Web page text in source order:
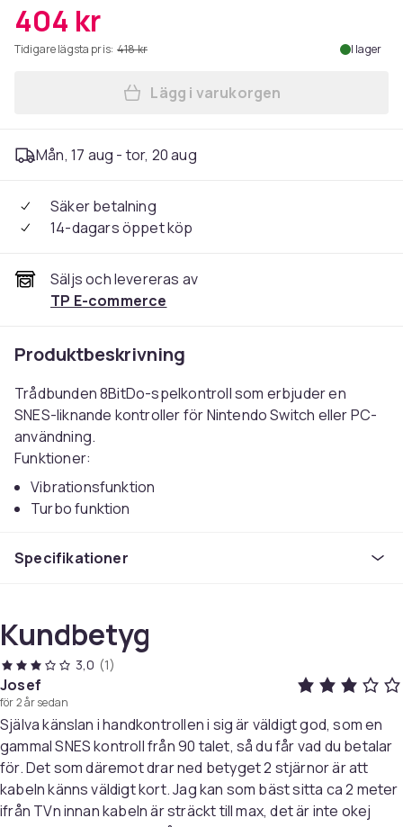
404 kr
Tidigare lägsta pris: 418 kr I lager
Lägg till 8BitDo SN30 Pro
Lägg i varukorgen
Mån, 17 aug - tor, 20 aug
Säker betalning
14-dagars öppet köp
Säljs och levereras av
TP E-commerce
Produktbeskrivning
Trådbunden 8BitDo-spelkontroll som erbjuder en
SNES-liknande kontroller för Nintendo Switch eller PC-
användning.
Funktioner:
Vibrationsfunktion
Turbo funktion
Fördröjningsfri kontroll
Vikt
145
Artikel.nr.
0c31db1e-6034-42d6-913a-bd2ab28e8a82
Produktsäkerhetsinformation
Specifikationer
Kundbetyg
3,0 (1)
Josef
för 2 år sedan
Själva känslan i handkontrollen i sig är väldigt god, som en
gammal SNES kontroll från 90 talet, så du får vad du betalar
för. Det som däremot drar ned betyget 2 stjärnor är att
kabeln känns väldigt kort. Jag kan som bäst sitta ca 2 meter
ifrån TVn innan kabeln är sträckt till max, det är inte okej